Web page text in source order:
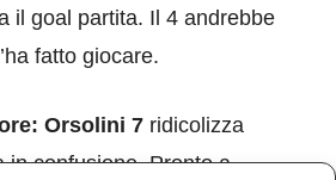
il goal partita. Il 4 andrebbe
fatto giocare.
Orsolini 7 ridicolizza
in confusione. Pronto a